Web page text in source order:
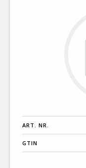
ART. NR.
GTIN